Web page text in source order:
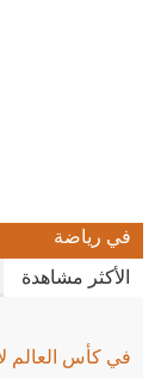
في رياضة
الأكثر مشاهدة
في كأس العالم